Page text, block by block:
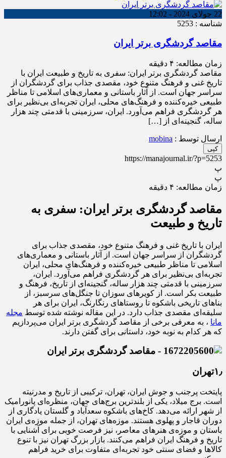
22 جولای 2024 - 12:02
شناسه : 5253
مقاصد گردشگری برتر ایران
زمان مطالعه: ۴ دقیقه
مقاصد گردشگری برتر ایران: سفری به تاریخ و طبیعت ایران با
تاریخ غنی و فرهنگ متنوع خود، مقصدی جذاب برای گردشگران از
سراسر جهان است. از آثار باستانی و معماری‌های اسلامی تا مناظر
طبیعی خیره‌کننده و فرهنگ‌های محلی، ایران تجربه‌ای بی‌نظیر برای
هر گردشگری فراهم می‌آورد. ایران، سرزمینی با قدمتی چند هزار
ساله، گنجینه‌ای از […]
ارسال توسط : mobina
کپی
https://manajournal.ir/?p=5253
پ
پ
زمان مطالعه: ۴ دقیقه
مقاصد گردشگری برتر ایران: سفری به
تاریخ و طبیعت
ایران با تاریخ غنی و فرهنگ متنوع خود، مقصدی جذاب برای
گردشگران از سراسر جهان است. از آثار باستانی و معماری‌های
اسلامی تا مناظر طبیعی خیره‌کننده و فرهنگ‌های محلی، ایران
تجربه‌ای بی‌نظیر برای هر گردشگری فراهم می‌آورد. ایران،
سرزمینی با قدمتی چند هزار ساله، گنجینه‌ای از تاریخ، فرهنگ و
طبیعت بکر است. از کویرهای سوزان تا جنگل‌های سرسبز، از
بناهای تاریخی باشکوه تا روستاهای رنگارنگ، ایران برای هر
سلیقه‌ای مقصدی جذاب دارد. در این مقاله نوشته شده توسط مجله
مانا ، به معرفی برخی از مقاصد گردشگری برتر ایران می‌پردازیم
که هر کدام به نوبه خود، داستانی برای گفتن دارند.
۱٫تهران
پایتخت پرجنب و جوش ایران، تهران، ترکیبی از تاریخ و مدرنیته
است. برج میلاد، یکی از بلندترین برج‌های جهان، منظره‌ای پانورامیک
از شهر ارائه می‌دهد. کاخ‌های باشکوه سعدآباد و گلستان یادگاری از
دوران قاجار و پهلوی هستند. موزه‌های تهران، از جمله موزه‌ی ایران
باستان و موزه‌ی هنرهای معاصر، نیز فرصت خوبی برای آشنایی با
تاریخ و فرهنگ ایران فراهم می‌کنند. بازار بزرگ تهران نیز با تنوع
کالاها و فضای سنتی خود تجربه‌ای متفاوت برای خرید فراهم